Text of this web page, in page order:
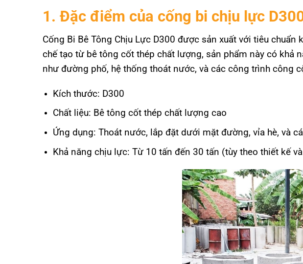
1. Đặc điểm của cống bi chịu lực
Cống Bi Bê Tông Chịu Lực D300 được sản xuất với tiêu
chế tạo từ bê tông cốt thép chất lượng, sản phẩm này có
như đường phố, hệ thống thoát nước, và các công trình công
Kích thước: D300
Chất liệu: Bê tông cốt thép chất lượng cao
Ứng dụng: Thoát nước, lắp đặt dưới mặt đường, vỉa hè, và
Khả năng chịu lực: Từ 10 tấn đến 30 tấn (tùy theo thiết kế